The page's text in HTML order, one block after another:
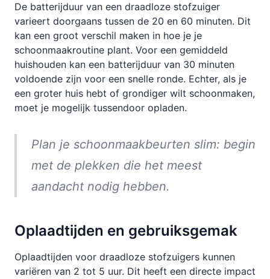
De batterijduur van een draadloze stofzuiger
varieert doorgaans tussen de 20 en 60 minuten. Dit
kan een groot verschil maken in hoe je je
schoonmaakroutine plant. Voor een gemiddeld
huishouden kan een batterijduur van 30 minuten
voldoende zijn voor een snelle ronde. Echter, als je
een groter huis hebt of grondiger wilt schoonmaken,
moet je mogelijk tussendoor opladen.
Plan je schoonmaakbeurten slim: begin
met de plekken die het meest
aandacht nodig hebben.
Oplaadtijden en gebruiksgemak
Oplaadtijden voor draadloze stofzuigers kunnen
variëren van 2 tot 5 uur. Dit heeft een directe impact